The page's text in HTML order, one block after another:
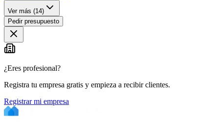
Ver más (14)
Pedir presupuesto
¿Eres profesional?
Registra tu empresa gratis y empieza a recibir clientes.
Registrar mi empresa